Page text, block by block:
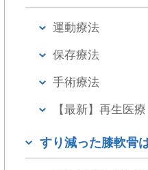
運動療法
保存療法
手術療法
【最新】再生医療
すり減った膝軟骨